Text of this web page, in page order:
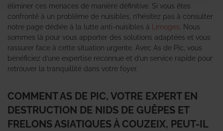
éliminer ces menaces de manière définitive. Si vous êtes
confronté à un problème de nuisibles, n’hésitez pas à consulter
notre page dédiée à la lutte anti-nuisibles à
Limoges . Nous
sommes là pour vous apporter des solutions adaptées et vous
rassurer face à cette situation urgente. Avec As de Pic, vous
bénéficiez d’une expertise reconnue et d’un service rapide pour
retrouver la tranquillité dans votre foyer.
COMMENT AS DE PIC, VOTRE EXPERT EN
DESTRUCTION DE NIDS DE GUÊPES ET
FRELONS ASIATIQUES À COUZEIX, PEUT-IL